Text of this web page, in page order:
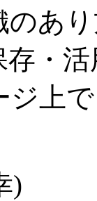
あ
・
ジ上
)